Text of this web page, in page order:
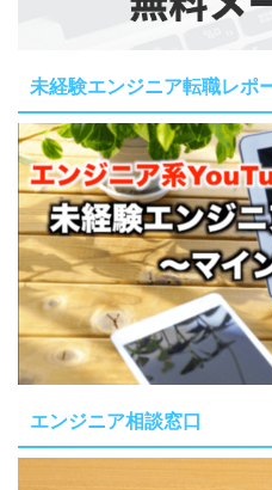
未経験エンジニア転職レポ
エンジニア相談窓口